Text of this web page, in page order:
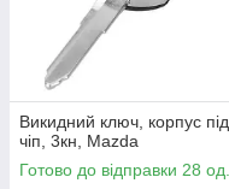
Викидний ключ, корпус під
чіп, 3кн, Mazda
Готово до відправки 28 од.